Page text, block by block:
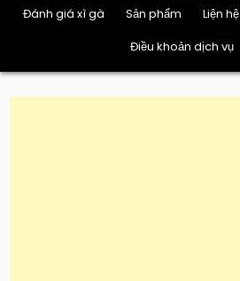
Đánh giá xì gà
Sản phẩm Liện hệ
Điều khoản dịch vụ